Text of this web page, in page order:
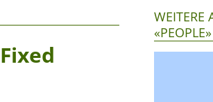
WEITERE
«PEOPLE»